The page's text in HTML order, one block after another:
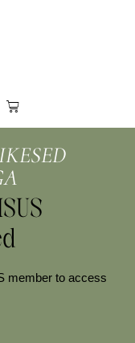
member to access